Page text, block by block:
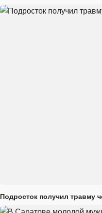
Подросток получил травму